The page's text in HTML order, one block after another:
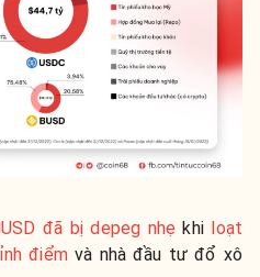
đã bị depeg nhẹ khi loạt
điểmvà nhà đầu tư đổ xô